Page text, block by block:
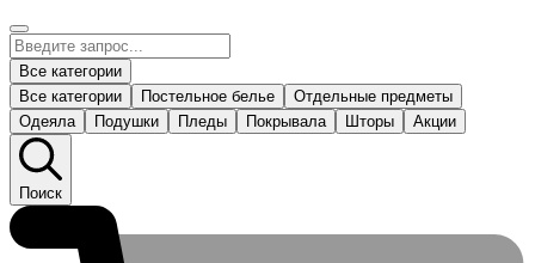
Все категории
Все категории
Постельное белье
Отдельные предметы
Одеяла
Подушки Пледы Покрывала Шторы Акции
Поиск